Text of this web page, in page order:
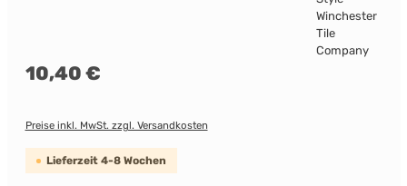
Regulärer Preis:
10,40 €
Preise inkl. MwSt. zzgl. Versandkosten
Lieferzeit 4-8 Wochen